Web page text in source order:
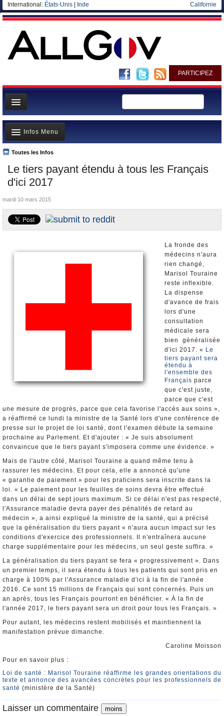
International: États-Unis Inde Californie
PARTICIPEZ
Page d'accueil
Infos
Gouvernement
Ministères/Directions
Blog
Elections européennes
Le tiers payant étendu à tous les Français
d'ici 2017
Toutes les Infos
Infos Menu
A la Une
Polémiques
La France et le Monde
Nominations et Démissions
mardi 10 mars 2015
La fronde des
médecins n'aura
rien changé,
Marisol Touraine
reste inflexible.
La dispense
d'avance de frais
lors d'une
consultation
médicale sera
bien généralisée
d'ici 2017. « Le
tiers payant sera
étendu à
l'ensemble des
Français parce
que c'est juste,
parce que c'est
une mesure de progrès, parce que cela favorise l'accès aux soins »,
a réaffirmé ce lundi la ministre de la Santé lors d'une conférence de
presse sur le projet de loi santé, dont l'examen débute la semaine
prochaine au Parlement. Et d'ajouter : « Je suis absolument
convaincue que le tiers payant s'imposera comme une évidence. »
Mais de l'autre côté, Marisol Touraine a quand même tenu à
rassurer les médecins. Et pour cela, elle a annoncé qu'une
« garantie de paiement » pour les praticiens sera inscrite dans la
loi. « Le paiement pour les feuilles de soins devra être effectué
dans un délai de sept jours maximum. Si ce délai n'est pas respecté,
l'Assurance maladie devra payer des pénalités de retard au
médecin », a ainsi expliqué la ministre de la santé, qui a précisé
que la généralisation du tiers payant « n'aura aucun impact sur les
conditions d'exercice des professionnels. Il n'entraînera aucune
charge supplémentaire pour les médecins, un seul geste suffira. »
La généralisation du tiers payant se fera « progressivement ». Dans
un premier temps, il sera étendu à tous les patients qui sont pris en
charge à 100% par l'Assurance maladie d'ici à la fin de l'année
2016. Ce sont 15 millions de Français qui sont concernés. Puis un
an après, tous les Français pourront en bénéficier. « À la fin de
l'année 2017, le tiers payant sera un droit pour tous les Français. »
Pour autant, les médecins restent mobilisés et maintiennent la
manifestation prévue dimanche.
Caroline Moisson
Pour en savoir plus :
Loi de santé : Marisol Touraine réaffirme les grandes orientations du
texte et annonce des avancées concrètes pour les professionnels de
santé (ministère de la Santé)
Laisser un commentaire